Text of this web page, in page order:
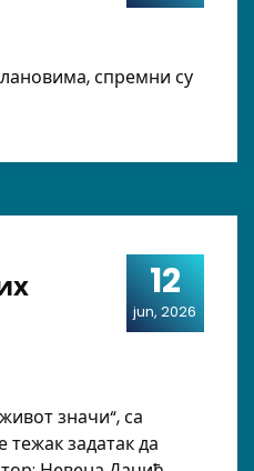
спремни су
12
jun, 2026
значи“, са
тежак задатак да